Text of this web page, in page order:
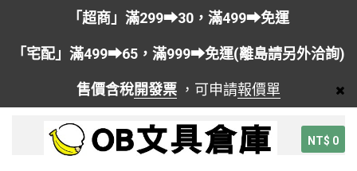
「超商」滿299➡30，滿499➡免運
「宅配」滿499➡65，滿999➡免運(離島請另外洽詢)
售價含稅開發票 ，可申請報價單
NT$ 0